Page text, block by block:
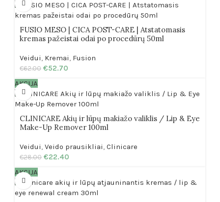
FUSIO MESO | CICA POST-CARE | Atstatomasis
kremas pažeistai odai po procedūrų 50ml
Veidui, Kremai, Fusion
€62.00 €52.70
AKCIJA
CLINICARE Akių ir lūpų makiažo valiklis / Lip & Eye
Make-Up Remover 100ml
Veidui, Veido prausikliai, Clinicare
€28.00 €22.40
AKCIJA